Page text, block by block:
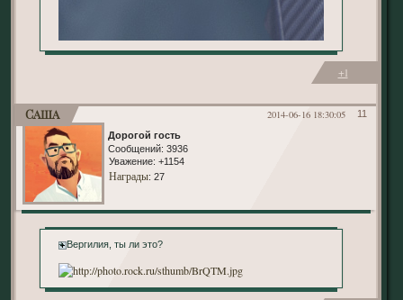
+1
11
2014-06-16 18:30:05
Саша
Дорогой гость
Сообщений: 3936
Уважение: +1154
Награды: 27
+ Вергилия, ты ли это?